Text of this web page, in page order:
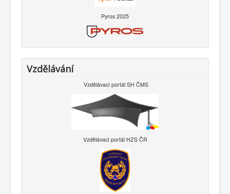
Pyros 2025
Vzdělávání
Vzdělávací portál SH ČMS
Vzdělávací portál HZS ČR